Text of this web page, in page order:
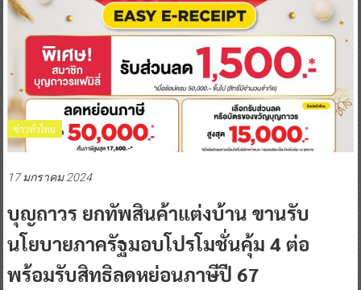
ข่าวทั่วไทย
17 มกราคม 2024
บุญถาวร ยกทัพสินค้าแต่งบ้าน ขานรับ
นโยบายภาครัฐมอบโปรโมชั่นคุ้ม 4 ต่อ
พร้อมรับสิทธิลดหย่อนภาษีปี 67